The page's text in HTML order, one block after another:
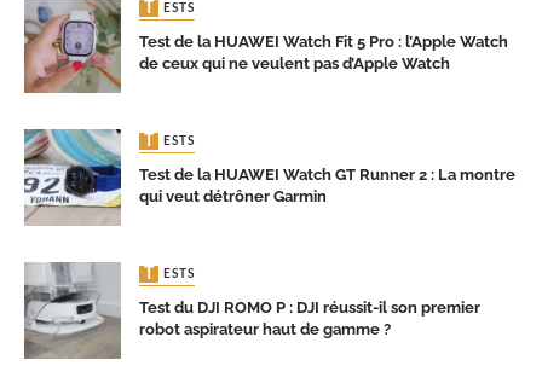
TESTS
Test de la HUAWEI Watch Fit 5 Pro : l’Apple Watch
de ceux qui ne veulent pas d’Apple Watch
TESTS
Test de la HUAWEI Watch GT Runner 2 : La montre
qui veut détrôner Garmin
TESTS
Test du DJI ROMO P : DJI réussit-il son premier
robot aspirateur haut de gamme ?